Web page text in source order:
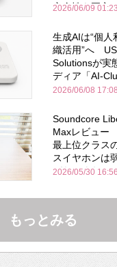
安全性を両立
2026/06/09
生成AIは“個人
織活用”へ
Solutionsが実
ディア「AI-
2026/06/08
Soundcore
Maxレビュー
最上位クラス
スイヤホンは
づらいくらい
Bose並み
2026/05/30
もっとみる